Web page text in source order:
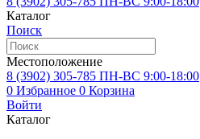
Каталог
Поиск
Местоположение
8 (3902) 305-785 ПН-ВС 9:00-18:00
0 Избранное 0 Корзина
Войти
Каталог